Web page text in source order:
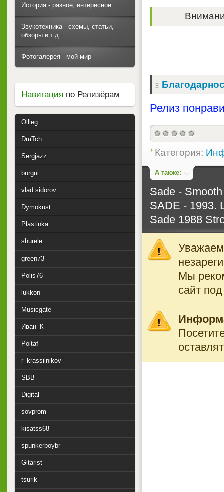
Релиз
Категория:
А также:
Sade -
SADE - 1993.
Sade 1988
Мы
сайт
История - разное, интересное
Звукотехника - схемы, статьи,
обзоры и т.д.
Фотогалерея - мой мир
Навигация по Релизёрам
Ollleg
DmTch
Sergjazz
burgui
vlad sidorov
Dymokust
Plastinka
shurele
green73
Polis76
lukkon
Musicgate
Иван_К
Poitaf
r_krassilnikov
SBB
Digital
sovprom
kisatss68
spunkerboybr
Gitarist
tsurik